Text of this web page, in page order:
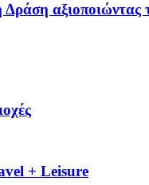
αξιοποιώντας
+ Leisure